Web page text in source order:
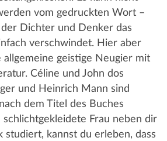
vom gedruckten Wort –
Dichter und Denker das
verschwindet. Hier aber
allgemeine geistige Neugier mit
Céline und John dos
und Heinrich Mann sind
dem Titel des Buches
schlichtgekleidete Frau neben dir
studiert, kannst du erleben, dass